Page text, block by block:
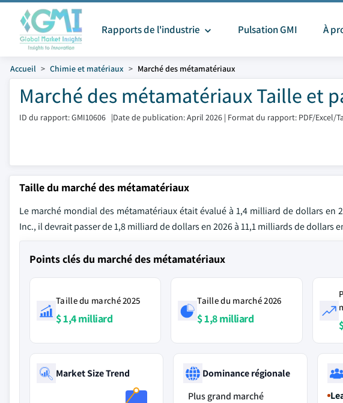
Rapports de l'industrie Pulsation GMI À
Accueil Chimie et matériaux Marché des métamatériaux
Marché des métamatériaux Taille et
ID du rapport: GMI10606 |Date de publication: April 2026 | Format du rapport: PDF/Excel/
Taille du marché des métamatériaux
Le marché mondial des métamatériaux était évalué à 1,4 milliard de dollars
Inc., il devrait passer de 1,8 milliard de dollars en 2026 à 11,1 milliards de dollars
Points clés du marché des métamatériaux
Taille du marché 2025
$ 1,4 milliard
Taille du marché 2026
$ 1,8 milliard
Market Size Trend
Dominance régionale
Plus grand marché